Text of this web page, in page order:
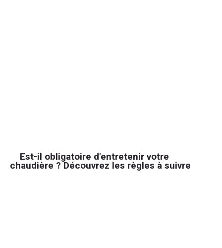
Est-il obligatoire d'entretenir votre
chaudière ? Découvrez les règles à suivre